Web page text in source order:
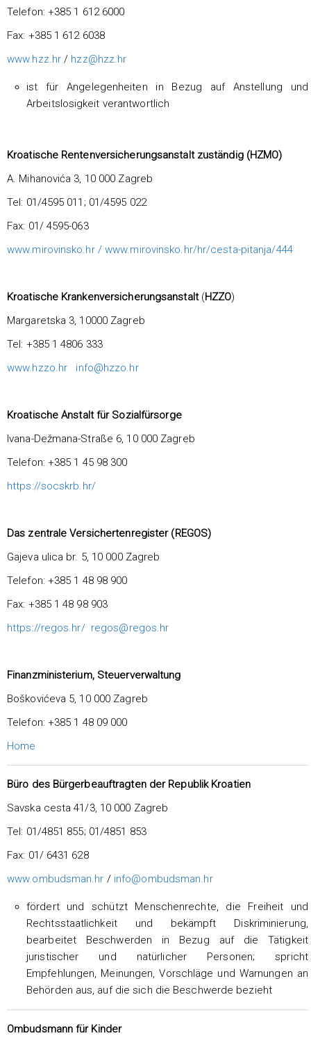
Telefon: +385 1 612 6000
Fax: +385 1 612 6038
www.hzz.hr / hzz@hzz.hr
ist für Angelegenheiten in Bezug auf Anstellung und
Arbeitslosigkeit verantwortlich
Kroatische Rentenversicherungsanstalt zuständig (HZMO)
A. Mihanovića 3, 10 000 Zagreb
Tel: 01/4595 011; 01/4595 022
Fax: 01/ 4595-063
www.mirovinsko.hr / www.mirovinsko.hr/hr/cesta-pitanja/444
Kroatische Krankenversicherungsanstalt(HZZO)
Margaretska 3, 10000 Zagreb
Tel: +385 1 4806 333
www.hzzo.hr
info@hzzo.hr
Kroatische Anstalt für Sozialfürsorge
Ivana-Dežmana-Straße 6, 10 000 Zagreb
Telefon: +385 1 45 98 300
https://socskrb.hr/
Das zentrale Versichertenregister (REGOS)
Gajeva ulica br. 5, 10 000 Zagreb
Telefon: +385 1 48 98 900
Fax: +385 1 48 98 903
https://regos.hr/ regos@regos.hr
Finanzministerium, Steuerverwaltung
Boškovićeva 5, 10 000 Zagreb
Telefon: +385 1 48 09 000
Home
Büro des Bürgerbeauftragten der Republik Kroatien
Savska cesta 41/3, 10 000 Zagreb
Tel: 01/4851 855; 01/4851 853
Fax: 01/ 6431 628
www.ombudsman.hr / info@ombudsman.hr
fördert und schützt Menschenrechte, die Freiheit und
Rechtsstaatlichkeit und bekämpft Diskriminierung,
bearbeitet Beschwerden in Bezug auf die Tätigkeit
juristischer und natürlicher Personen; spricht
Empfehlungen, Meinungen, Vorschläge und Warnungen an
Behörden aus, auf die sich die Beschwerde bezieht
Ombudsmann für Kinder